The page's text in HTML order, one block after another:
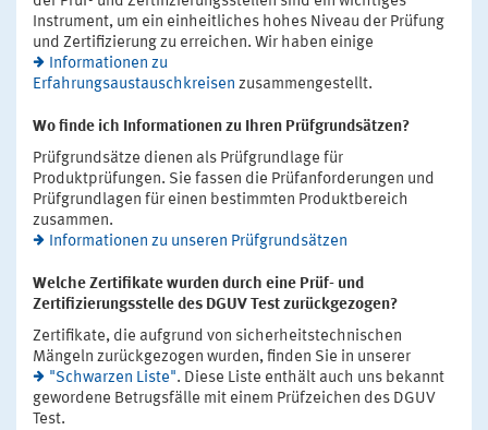
Instrument, um ein einheitliches hohes Niveau der Prüfung
und Zertifizierung zu erreichen. Wir haben einige
Informationen zu
Erfahrungsaustauschkreisen zusammengestellt.
Wo finde ich Informationen zu Ihren Prüfgrundsätzen?
Prüfgrundsätze dienen als Prüfgrundlage für
Produktprüfungen. Sie fassen die Prüfanforderungen und
Prüfgrundlagen für einen bestimmten Produktbereich
zusammen.
Informationen zu unseren Prüfgrundsätzen
Welche Zertifikate wurden durch eine Prüf- und
Zertifizierungsstelle des DGUV Test zurückgezogen?
Zertifikate, die aufgrund von sicherheitstechnischen
Mängeln zurückgezogen wurden, finden Sie in unserer
"Schwarzen Liste". Diese Liste enthält auch uns bekannt
gewordene Betrugsfälle mit einem Prüfzeichen des DGUV
Test.